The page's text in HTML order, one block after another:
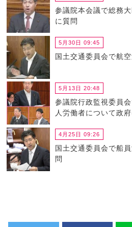
参議院本会議で総務
に質問
5月30日 09:45
国土交通委員会で航
5月13日 20:48
参議院行政監視委員
人労働者について政
4月25日 09:26
国土交通委員会で船
問